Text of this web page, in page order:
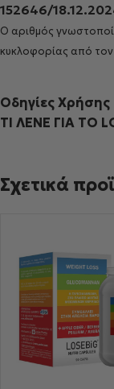
152646/
O αριθμός
κυκλοφορίας από
Oδηγίες Χρήσης
ΤΙ ΛΕΝΕ ΓΙΑ ΤΟ
Σχετικά